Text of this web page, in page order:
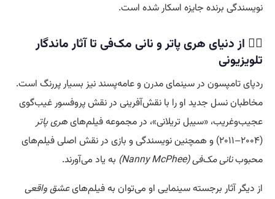
نویسندگی برنده جایزه اسکار شده است.
🧙‍♀️ از دنیای هری پاتر و نانی مک‌فی تا آثار ماندگار
تلویزیونی
ردپای تامپسون در سینمای مدرن و عامه‌پسند نیز بسیار پررنگ است.
مخاطبان نسل جدید او را با نقش‌آفرینی در نقش پروفسور غیب‌گوی
عجیب‌وغریب، «سیبل تریلانی»، در مجموعه فیلم‌هایهری پاتر
(۲۰۰۴–۲۰۱۱) و همچنین نویسندگی و بازی در نقش اصلی فیلم‌های
محبوبنانی مک‌فی (Nanny McPhee)
به یاد می‌آورند.
از دیگر آثار برجسته سینمایی او می‌توان به فیلم‌هایعشق واقعی